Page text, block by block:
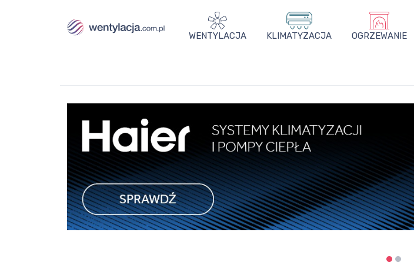
WENTYLACJA KLIMATYZACJA OGRZEWANIE